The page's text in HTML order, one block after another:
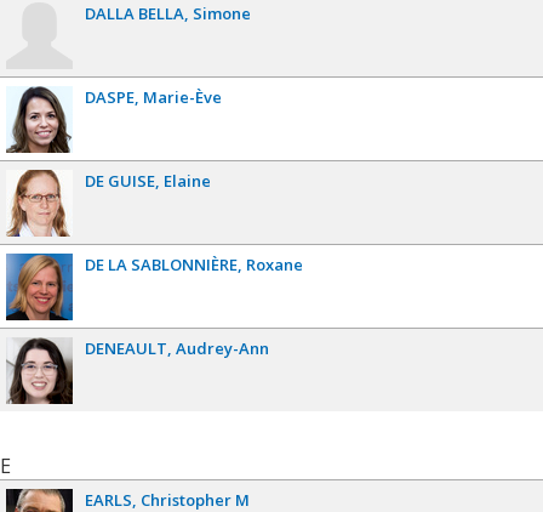
DALLA BELLA Simone
DASPE Marie-Ève
DE GUISE Elaine
DE LA SABLONNIÈRE Roxane
DENEAULT Audrey-Ann
E
EARLS Christopher M